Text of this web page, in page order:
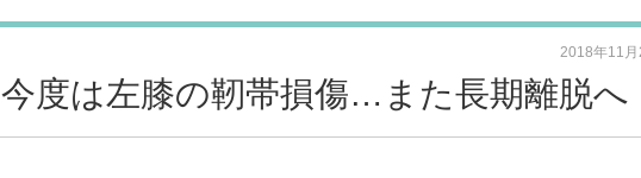
度は左膝の靭帯損傷…また長期離脱へ
2018年11